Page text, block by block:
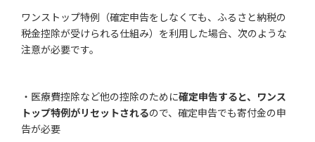
ワンストップ特例（確定申告をしなくても、ふるさと納税の
税金控除が受けられる仕組み）を利用した場合、次のような
注意が必要です。
・医療費控除など他の控除のために確定申告すると、ワンス
トップ特例がリセットされるので、確定申告でも寄付金の申
告が必要